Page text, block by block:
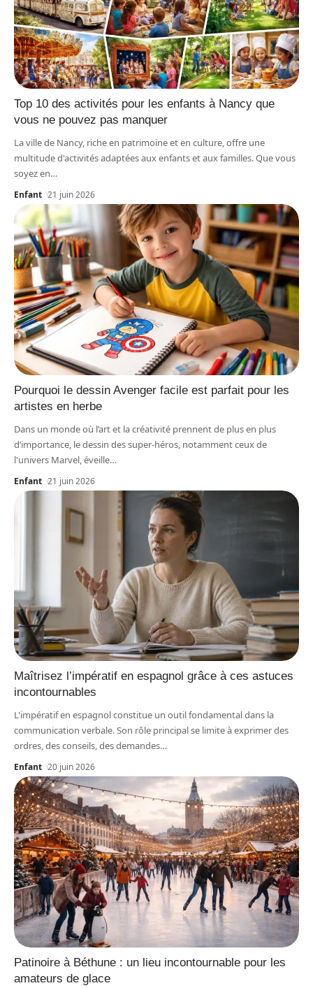
Top 10 des activités pour les enfants à Nancy que
vous ne pouvez pas manquer
La ville de Nancy, riche en patrimoine et en culture, offre une
multitude d'activités adaptées aux enfants et aux familles. Que vous
soyez en…
Enfant 21 juin 2026
Pourquoi le dessin Avenger facile est parfait pour les
artistes en herbe
Dans un monde où l’art et la créativité prennent de plus en plus
d’importance, le dessin des super-héros, notamment ceux de
l'univers Marvel, éveille…
Enfant 21 juin 2026
Maîtrisez l’impératif en espagnol grâce à ces astuces
incontournables
L'impératif en espagnol constitue un outil fondamental dans la
communication verbale. Son rôle principal se limite à exprimer des
ordres, des conseils, des demandes…
Enfant 20 juin 2026
Patinoire à Béthune : un lieu incontournable pour les
amateurs de glace